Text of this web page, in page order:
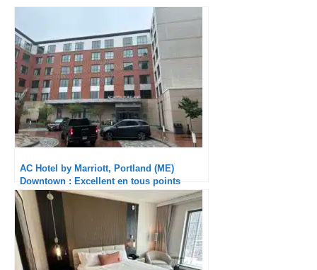
AC Hotel by Marriott, Portland (ME)
Downtown : Excellent en tous points